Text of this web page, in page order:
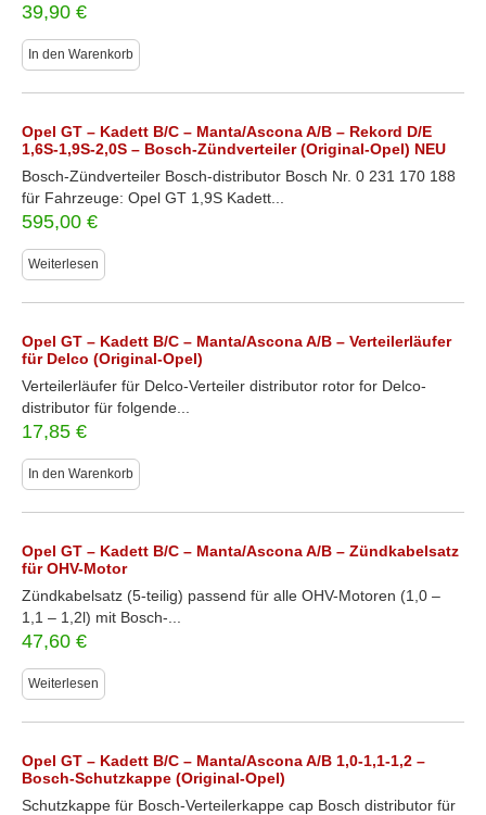
39,90 €
In den Warenkorb
Opel GT – Kadett B/C – Manta/Ascona A/B – Rekord D/E
1,6S-1,9S-2,0S – Bosch-Zündverteiler (Original-Opel) NEU
Bosch-Zündverteiler Bosch-distributor Bosch Nr. 0 231 170 188
für Fahrzeuge: Opel GT 1,9S Kadett...
595,00 €
Weiterlesen
Opel GT – Kadett B/C – Manta/Ascona A/B – Verteilerläufer
für Delco (Original-Opel)
Verteilerläufer für Delco-Verteiler distributor rotor for Delco-
distributor für folgende...
17,85 €
In den Warenkorb
Opel GT – Kadett B/C – Manta/Ascona A/B – Zündkabelsatz
für OHV-Motor
Zündkabelsatz (5-teilig) passend für alle OHV-Motoren (1,0 –
1,1 – 1,2l) mit Bosch-...
47,60 €
Weiterlesen
Opel GT – Kadett B/C – Manta/Ascona A/B 1,0-1,1-1,2 –
Bosch-Schutzkappe (Original-Opel)
Schutzkappe für Bosch-Verteilerkappe cap Bosch distributor für